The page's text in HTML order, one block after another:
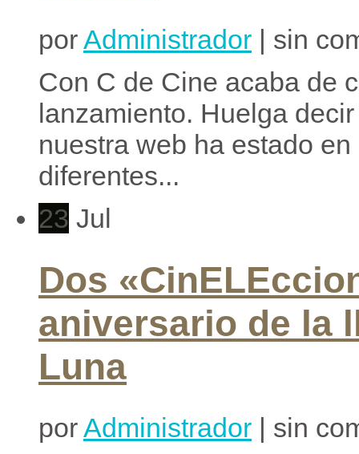
porAdministrador | sin
Con C de Cine acaba de
lanzamiento. Huelga
nuestra web ha estado
diferentes...
23 Jul
Dos
aniversario de la
Luna
porAdministrador | sin